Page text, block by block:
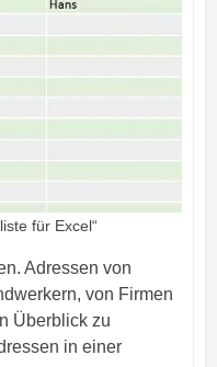
für Excel“
Adressen von
von Firmen
Überblick zu
in einer